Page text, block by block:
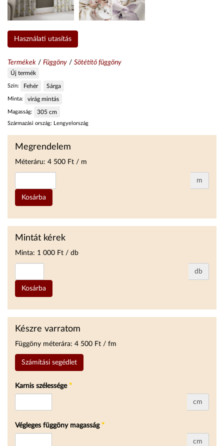
Használati utasítás
Termékek / Függöny / Sötétítő függöny
Új termék
Szín: Fehér Sárga
Minta: virág mintás
Magasság: 305 cm
Származási ország: Lengyelország
Megrendelem
Méteráru: 4 500 Ft / m
m
Kosárba
Mintát kérek
Minta: 1 000 Ft / db
db
Kosárba
Készre varratom
Függöny méterára: 4 500 Ft / fm
Számítási segédlet
Karnis szélessége*
cm
Végleges függöny magasság*
cm